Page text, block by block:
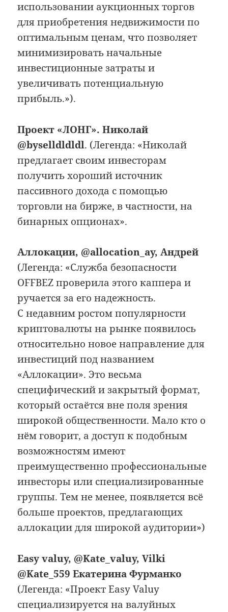
использовании аукционных торгов
для приобретения недвижимости по
оптимальным ценам, что позволяет
минимизировать начальные
инвестиционные затраты и
увеличивать потенциальную
прибыль.»).
Проект «ЛОНГ». Николай
@byselldldldl. (Легенда: «Николай
предлагает своим инвесторам
получить хороший источник
пассивного дохода с помощью
торговли на бирже, в частности, на
бинарных опционах».
Аллокации, @allocation_ay, Андрей
(Легенда: «Служба безопасности
OFFBEZ проверила этого каппера и
ручается за его надежность.
С недавним ростом популярности
криптовалюты на рынке появилось
относительно новое направление для
инвестиций под названием
«Аллокации». Это весьма
специфический и закрытый формат,
который остаётся вне поля зрения
широкой общественности. Мало кто о
нём говорит, а доступ к подобным
возможностям имеют
преимущественно профессиональные
инвесторы или специализированные
группы. Тем не менее, появляется всё
больше проектов, предлагающих
аллокации для широкой аудитории»)
Easy valuy, @Kate_valuy, Vilki
@Kate_559 Екатерина Фурманко
(Легенда: «Проект Easy Valuy
специализируется на валуйных